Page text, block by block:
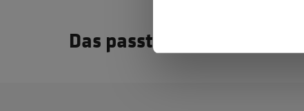
Das passt dazu